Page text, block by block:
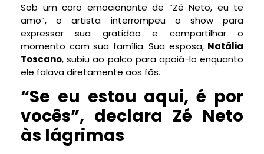
Sob um coro emocionante de “Zé Neto, eu te
amo”, o artista interrompeu o show para
expressar sua gratidão e compartilhar o
momento com sua família. Sua esposa, Natália
Toscano, subiu ao palco para apoiá-lo enquanto
ele falava diretamente aos fãs.
“Se eu estou aqui, é por
vocês”, declara Zé Neto
às lágrimas